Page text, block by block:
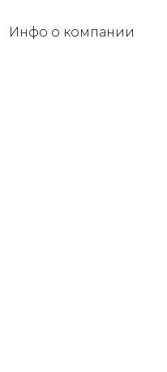
Инфо о компании